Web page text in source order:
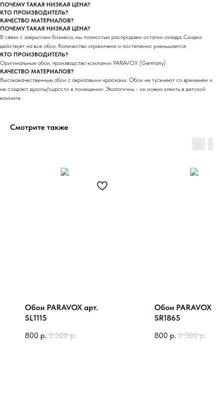
ПОЧЕМУ ТАКАЯ НИЗКАЯ ЦЕНА?
КТО ПРОИЗВОДИТЕЛЬ?
КАЧЕСТВО МАТЕРИАЛОВ?
ПОЧЕМУ ТАКАЯ НИЗКАЯ ЦЕНА?
В связи с закрытием бизнеса, мы полностью распродаем остатки склада. Скидка
действует на все обои. Количество ограничено и постепенно уменьшается.
КТО ПРОИЗВОДИТЕЛЬ?
Оригинальные обои, производство компании PARAVOX (Germany).
КАЧЕСТВО МАТЕРИАЛОВ?
Высококачественные обои с акриловыми красками. Обои не тускнеют со временем и
не создают духоты/сырости в помещении. Экологичны - их можно клеить в детской
комнате.
Смотрите также
Обои PARAVOX арт.
SL1115
800 р. 3 500 р.
Обои PARAVOX
SR1865
800 р. 3 500 р.